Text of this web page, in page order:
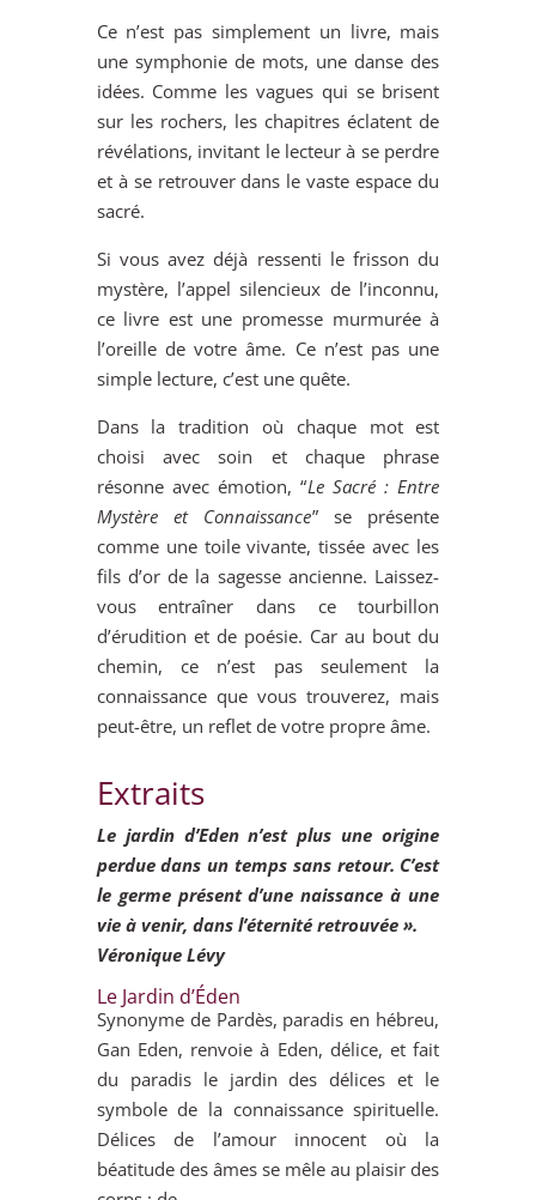
Ce n’est pas simplement un livre, mais
une symphonie de mots, une danse des
idées. Comme les vagues qui se brisent
sur les rochers, les chapitres éclatent de
révélations, invitant le lecteur à se perdre
et à se retrouver dans le vaste espace du
sacré.
Si vous avez déjà ressenti le frisson du
mystère, l’appel silencieux de l’inconnu,
ce livre est une promesse murmurée à
l’oreille de votre âme. Ce n’est pas une
simple lecture, c’est une quête.
Dans la tradition où chaque mot est
choisi avec soin et chaque phrase
résonne avec émotion, “Le Sacré : Entre
Mystère et Connaissance” se présente
comme une toile vivante, tissée avec les
fils d’or de la sagesse ancienne. Laissez-
vous entraîner dans ce tourbillon
d’érudition et de poésie. Car au bout du
chemin, ce n’est pas seulement la
connaissance que vous trouverez, mais
peut-être, un reflet de votre propre âme.
Extraits
Le jardin d’Eden n’est plus une origine
perdue dans un temps sans retour. C’est
le germe présent d’une naissance à une
vie à venir, dans l’éternité retrouvée ».
Véronique Lévy
Le Jardin d’Éden
Synonyme de Pardès, paradis en hébreu,
Gan Eden, renvoie à Eden, délice, et fait
du paradis le jardin des délices et le
symbole de la connaissance spirituelle.
Délices de l’amour innocent où la
béatitude des âmes se mêle au plaisir des